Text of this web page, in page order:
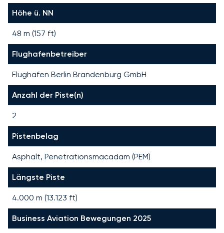
Höhe ü. NN
48 m (157 ft)
Flughafenbetreiber
Flughafen Berlin Brandenburg GmbH
Anzahl der Piste(n)
2
Pistenbelag
Asphalt, Penetrationsmacadam (PEM)
Längste Piste
4.000 m (13.123 ft)
Business Aviation Bewegungen 2025